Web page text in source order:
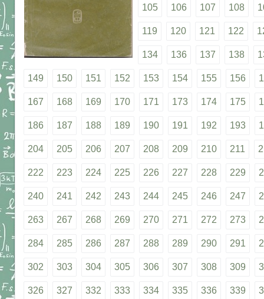
105 106 107 108
119 120 121 122
134 136 137 138
149 150 151 152 153 154 155 156
167 168 169 170 171 173 174 175
186 187 188 189 190 191 192 193
204 205 206 207 208 209 210 211
222 223 224 225 226 227 228 229
240 241 242 243 244 245 246 247
263 267 268 269 270 271 272 273
284 285 286 287 288 289 290 291
302 303 304 305 306 307 308 309
326 327 332 333 334 335 336 339